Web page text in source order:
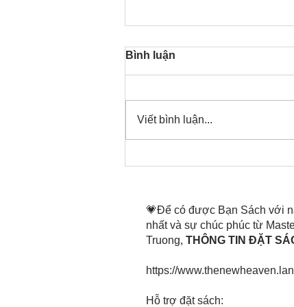
Bình luận
Viết bình luận...
💗Để có được Bạn Sách với
nhất và sự chúc phúc từ
Truong, THÔNG TIN ĐẶT
https://
​Hỗ trợ đặt sách: